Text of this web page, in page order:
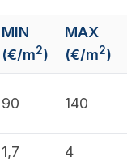
MIN
(€/m2)
MAX
(€/m2)
90 140
1,7 4